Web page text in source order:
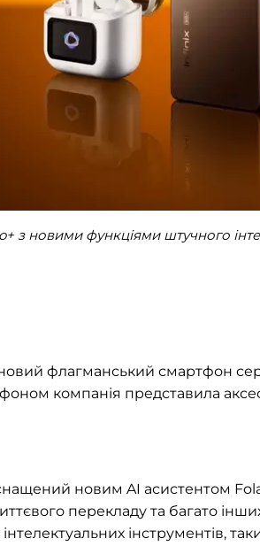
з новими функціями штучного
флагманський смартфон
компанія представила
новим AI асистентом
перекладу та багато
інструментів,